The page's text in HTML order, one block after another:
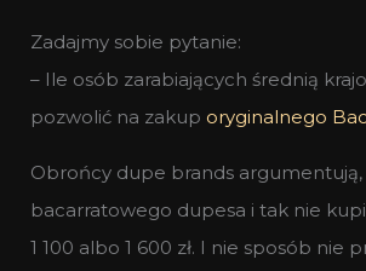
Zadajmy sobie pytanie:
– Ile osób zarabiających średnią
pozwolić na zakup oryginalnego
Obrońcy dupe brands
bacarratowego dupesa i tak nie
1 100 albo 1 600 zł. I nie sposób nie